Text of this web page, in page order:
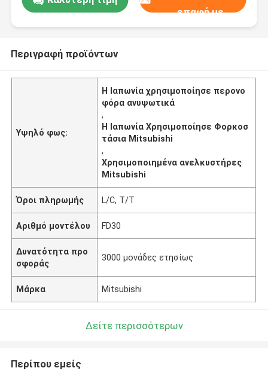
επαφή με
Περιγραφή προϊόντων
Υψηλό φως:
Η Ιαπωνία χρησιμοποίησε περονο
φόρα ανυψωτικά
,
Η Ιαπωνία Χρησιμοποίησε Φορκοσ
τάσια Mitsubishi
,
Χρησιμοποιημένα ανελκυστήρες
Mitsubishi
Όροι πληρωμής L/C, T/T
Αριθμό μοντέλου FD30
Δυνατότητα προ
σφοράς
3000 μονάδες ετησίως
Μάρκα Mitsubishi
Δείτε περισσότερων
Περίπου εμείς